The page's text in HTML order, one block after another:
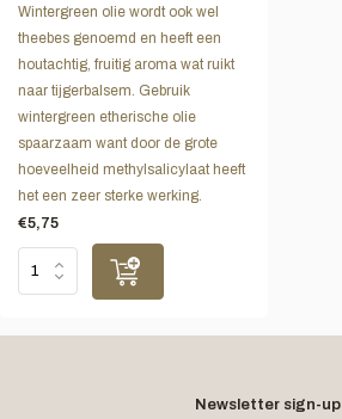
Wintergreen olie wordt ook wel
theebes genoemd en heeft een
houtachtig, fruitig aroma wat ruikt
naar tijgerbalsem. Gebruik
wintergreen etherische olie
spaarzaam want door de grote
hoeveelheid methylsalicylaat heeft
het een zeer sterke werking.
€5,75
Newsletter sign-up